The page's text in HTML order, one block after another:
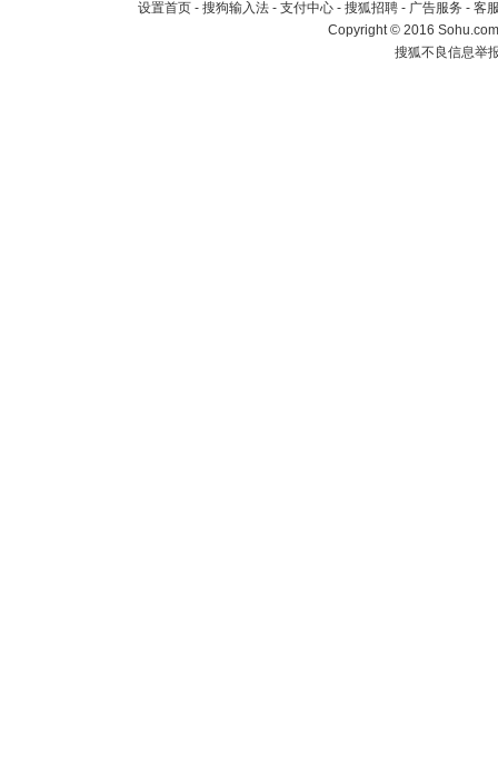
设置首页 - 搜狗输入法 - 支付中心 - 搜狐招聘 - 广告服务 - 客
Copyright©2016
搜狐不良信息举